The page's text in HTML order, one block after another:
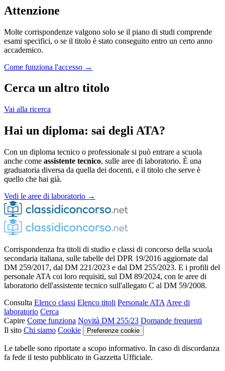
Attenzione
Molte corrispondenze valgono solo se il piano di studi comprende
esami specifici, o se il titolo è stato conseguito entro un certo anno
accademico.
Come funziona l'accesso →
Cerca un altro titolo
Vai alla ricerca
Hai un diploma: sai degli ATA?
Con un diploma tecnico o professionale si può entrare a scuola
anche come assistente tecnico, sulle aree di laboratorio. È una
graduatoria diversa da quella dei docenti, e il titolo che serve è
quello che hai già.
Vedi le aree di laboratorio →
Corrispondenza fra titoli di studio e classi di concorso della scuola
secondaria italiana, sulle tabelle del DPR 19/2016 aggiornate dal
DM 259/2017, dal DM 221/2023 e dal DM 255/2023. E i profili del
personale ATA coi loro requisiti, sul DM 89/2024, con le aree di
laboratorio dell'assistente tecnico sull'allegato C al DM 59/2008.
Consulta Elenco classi Elenco titoli Personale ATA Aree di
laboratorio Cerca
Capire Come funziona Novità DM 255/23 Domande frequenti
Il sito Chi siamo Cookie Preferenze cookie
Le tabelle sono riportate a scopo informativo. In caso di discordanza
fa fede il testo pubblicato in Gazzetta Ufficiale.